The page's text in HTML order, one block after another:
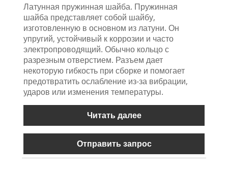
Латунная пружинная шайба. Пружинная
шайба представляет собой шайбу,
изготовленную в основном из латуни. Он
упругий, устойчивый к коррозии и часто
электропроводящий. Обычно кольцо с
разрезным отверстием. Разъем дает
некоторую гибкость при сборке и помогает
предотвратить ослабление из-за вибрации,
ударов или изменения температуры.
Читать далее
Отправить запрос